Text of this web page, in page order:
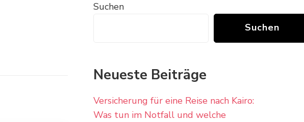
Suchen
Suchen
Neueste Beiträge
Versicherung für eine Reise nach Kairo:
Was tun im Notfall und welche